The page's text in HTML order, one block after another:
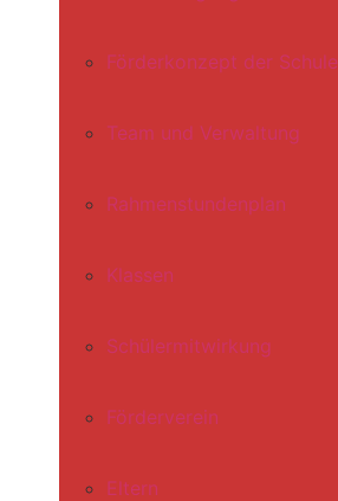
Förderkonzept der Schule
Team und Verwaltung
Rahmenstundenplan
Klassen
Schülermitwirkung
Förderverein
Eltern